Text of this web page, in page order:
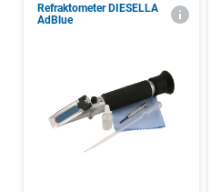
Refraktometer DIESELLA
AdBlue